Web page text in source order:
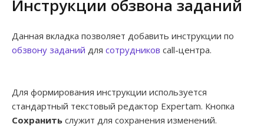
Инструкции обзвона заданий
Данная вкладка позволяет добавить инструкции по
обзвону заданий для сотрудников call-центра.
Для формирования инструкции используется
стандартный текстовый редактор Expertam. Кнопка
Сохранить служит для сохранения изменений.